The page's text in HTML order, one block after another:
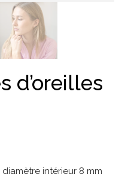
d’oreilles
diamètre intérieur 8 mm